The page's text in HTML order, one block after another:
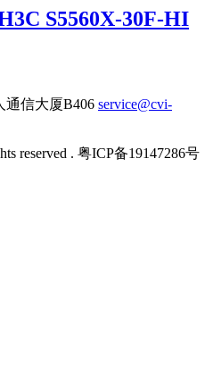
S5560X-30F-HI
通信大厦B406 service@cvi-
reserved . 粤ICP备19147286号